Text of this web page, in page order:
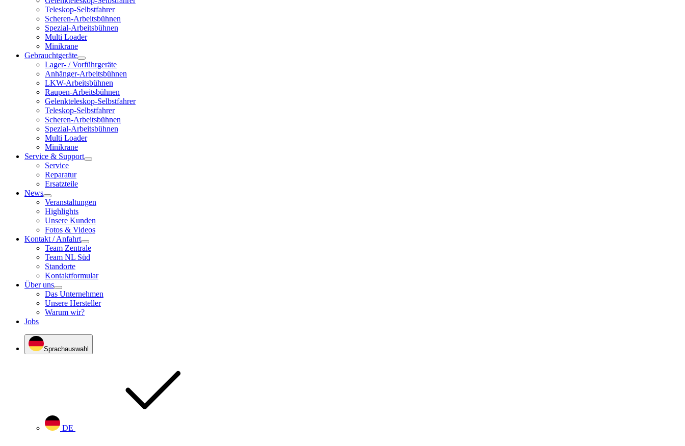
Teleskop-Selbstfahrer
Scheren-Arbeitsbühnen
Spezial-Arbeitsbühnen
Multi Loader
Minikrane
Gebrauchtgeräte
Lager- / Vorführgeräte
Anhänger-Arbeitsbühnen
LKW-Arbeitsbühnen
Raupen-Arbeitsbühnen
Gelenkteleskop-Selbstfahrer
Teleskop-Selbstfahrer
Scheren-Arbeitsbühnen
Spezial-Arbeitsbühnen
Multi Loader
Minikrane
Service & Support
Service
Reparatur
Ersatzteile
News
Veranstaltungen
Highlights
Unsere Kunden
Fotos & Videos
Kontakt / Anfahrt
Team Zentrale
Team NL Süd
Standorte
Kontaktformular
Über uns
Das Unternehmen
Unsere Hersteller
Warum wir?
Jobs
Sprachauswahl
DE